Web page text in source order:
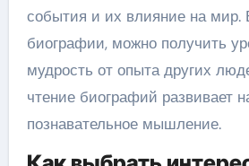
события и их влияние на мир.
биографии, можно получить
мудрость от опыта других
чтение биографий развивает
познавательное мышление.